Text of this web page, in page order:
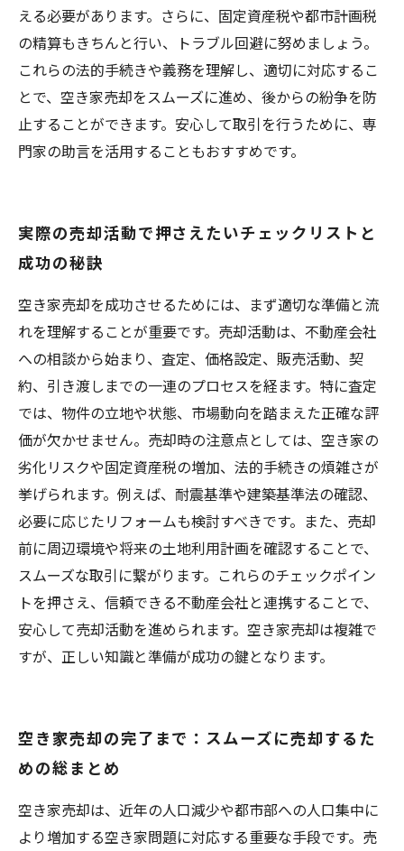
える必要があります。さらに、固定資産税や都市計画税
の精算もきちんと行い、トラブル回避に努めましょう。
これらの法的手続きや義務を理解し、適切に対応するこ
とで、空き家売却をスムーズに進め、後からの紛争を防
止することができます。安心して取引を行うために、専
門家の助言を活用することもおすすめです。
実際の売却活動で押さえたいチェックリストと
成功の秘訣
空き家売却を成功させるためには、まず適切な準備と流
れを理解することが重要です。売却活動は、不動産会社
への相談から始まり、査定、価格設定、販売活動、契
約、引き渡しまでの一連のプロセスを経ます。特に査定
では、物件の立地や状態、市場動向を踏まえた正確な評
価が欠かせません。売却時の注意点としては、空き家の
劣化リスクや固定資産税の増加、法的手続きの煩雑さが
挙げられます。例えば、耐震基準や建築基準法の確認、
必要に応じたリフォームも検討すべきです。また、売却
前に周辺環境や将来の土地利用計画を確認することで、
スムーズな取引に繋がります。これらのチェックポイン
トを押さえ、信頼できる不動産会社と連携することで、
安心して売却活動を進められます。空き家売却は複雑で
すが、正しい知識と準備が成功の鍵となります。
空き家売却の完了まで：スムーズに売却するた
めの総まとめ
空き家売却は、近年の人口減少や都市部への人口集中に
より増加する空き家問題に対応する重要な手段です。売